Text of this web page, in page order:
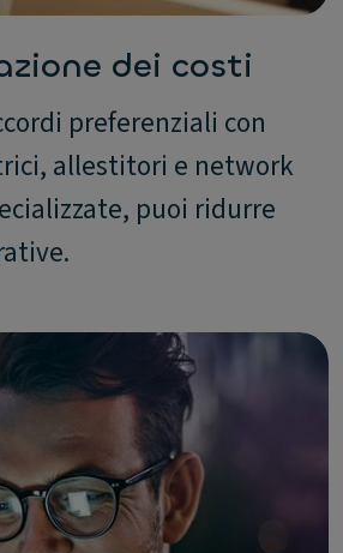
dei costi
preferenziali con
allestitori e network
puoi ridurre